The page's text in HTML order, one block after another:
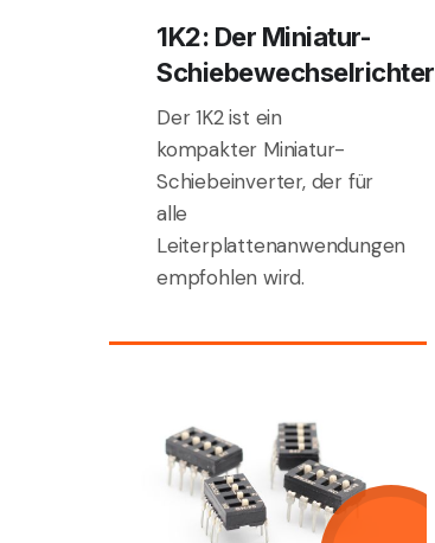
1K2: Der Miniatur-
Schiebewechselrichter
Der 1K2 ist ein
kompakter Miniatur-
Schiebeinverter, der für
alle
Leiterplattenanwendungen
empfohlen wird.